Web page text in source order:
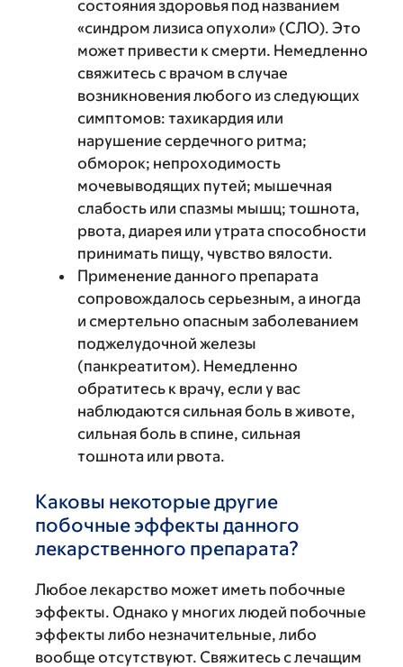
состояния здоровья под названием
«синдром лизиса опухоли» (СЛО). Это
может привести к смерти. Немедленно
свяжитесь с врачом в случае
возникновения любого из следующих
симптомов: тахикардия или
нарушение сердечного ритма;
обморок; непроходимость
мочевыводящих путей; мышечная
слабость или спазмы мышц; тошнота,
рвота, диарея или утрата способности
принимать пищу, чувство вялости.
Применение данного препарата
сопровождалось серьезным, а иногда
и смертельно опасным заболеванием
поджелудочной железы
(панкреатитом). Немедленно
обратитесь к врачу, если у вас
наблюдаются сильная боль в животе,
сильная боль в спине, сильная
тошнота или рвота.
Каковы некоторые другие
побочные эффекты данного
лекарственного препарата?
Любое лекарство может иметь побочные
эффекты. Однако у многих людей побочные
эффекты либо незначительные, либо
вообще отсутствуют. Свяжитесь с лечащим